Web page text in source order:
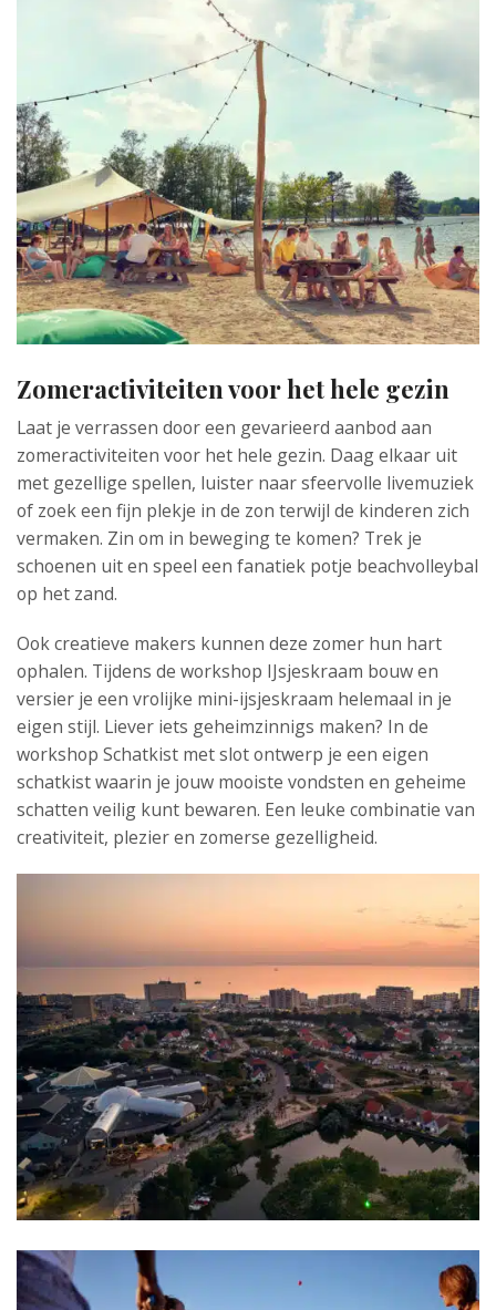
Zomeractiviteiten voor het hele gezin
Laat je verrassen door een gevarieerd aanbod aan
zomeractiviteiten voor het hele gezin. Daag elkaar uit
met gezellige spellen, luister naar sfeervolle livemuziek
of zoek een fijn plekje in de zon terwijl de kinderen zich
vermaken. Zin om in beweging te komen? Trek je
schoenen uit en speel een fanatiek potje beachvolleybal
op het zand.
Ook creatieve makers kunnen deze zomer hun hart
ophalen. Tijdens de workshop IJsjeskraam bouw en
versier je een vrolijke mini-ijsjeskraam helemaal in je
eigen stijl. Liever iets geheimzinnigs maken? In de
workshop Schatkist met slot ontwerp je een eigen
schatkist waarin je jouw mooiste vondsten en geheime
schatten veilig kunt bewaren. Een leuke combinatie van
creativiteit, plezier en zomerse gezelligheid.